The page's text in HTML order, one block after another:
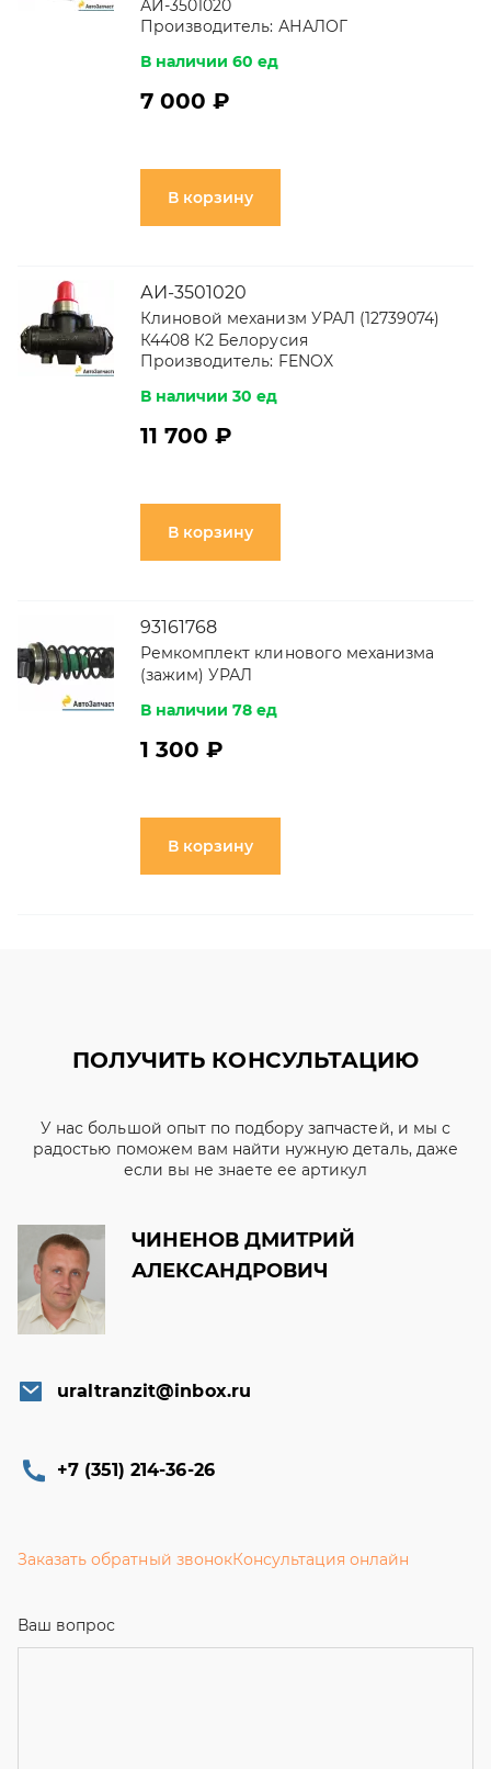
АИ-3501020
Производитель: АНАЛОГ
В наличии 60 ед
7 000 ₽
В корзину
АИ-3501020
Клиновой механизм УРАЛ (12739074)
К4408 К2 Белорусия
Производитель: FENOX
В наличии 30 ед
11 700 ₽
В корзину
93161768
Ремкомплект клинового механизма
(зажим) УРАЛ
В наличии 78 ед
1 300 ₽
В корзину
ПОЛУЧИТЬ КОНСУЛЬТАЦИЮ
У нас большой опыт по подбору запчастей, и мы с
радостью поможем вам найти нужную деталь, даже
если вы не знаете ее артикул
ЧИНЕНОВ ДМИТРИЙ
АЛЕКСАНДРОВИЧ
uraltranzit@inbox.ru
+7 (351) 214-36-26
Заказать обратный звонокКонсультация онлайн
Ваш вопрос